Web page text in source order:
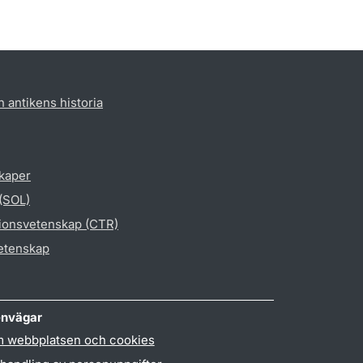
antikens historia
(CTR)
webbplatsen och cookies